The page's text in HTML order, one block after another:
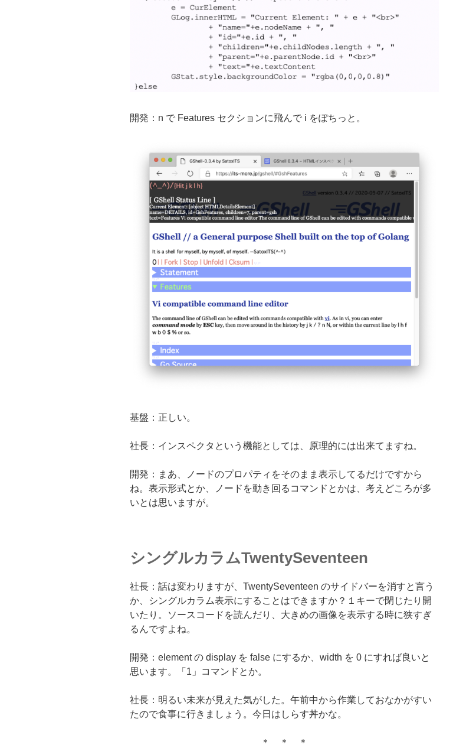
開発：n で Features セクションに飛んで i をぽちっと。
基盤：正しい。
社長：インスペクタという機能としては、原理的には出来てますね。
開発：まあ、ノードのプロパティをそのまま表示してるだけですから
ね。表示形式とか、ノードを動き回るコマンドとかは、考えどころが多
いとは思いますが。
シングルカラムTwentySeventeen
社長：話は変わりますが、TwentySeventeen のサイドバーを消すと言う
か、シングルカラム表示にすることはできますか？１キーで閉じたり開
いたり。ソースコードを読んだり、大きめの画像を表示する時に狭すぎ
るんですよね。
開発：element の display を false にするか、width を 0 にすれば良いと
思います。「1」コマンドとか。
社長：明るい未来が見えた気がした。午前中から作業しておなかがすい
たので食事に行きましょう。今日はしらす丼かな。
＊ ＊ ＊